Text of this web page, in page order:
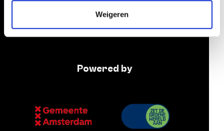
verzameld op basis van uw gebruik van hun services.
Weigeren
Powered by